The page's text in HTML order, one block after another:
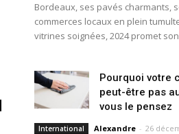
Bordeaux, ses pavés charmants,
commerces locaux en plein
vitrines soignées, 2024 promet
Pourquoi votre
peut-être pas
vous le pensez
International Alexandre - 26